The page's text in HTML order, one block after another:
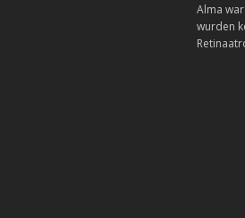
Alma
wurden